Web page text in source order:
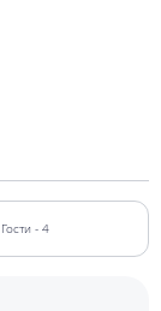
Гости - 4